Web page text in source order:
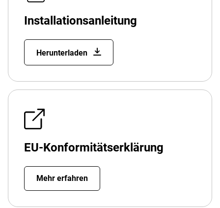
Installationsanleitung
Herunterladen
EU-Konformitätserklärung
Mehr erfahren